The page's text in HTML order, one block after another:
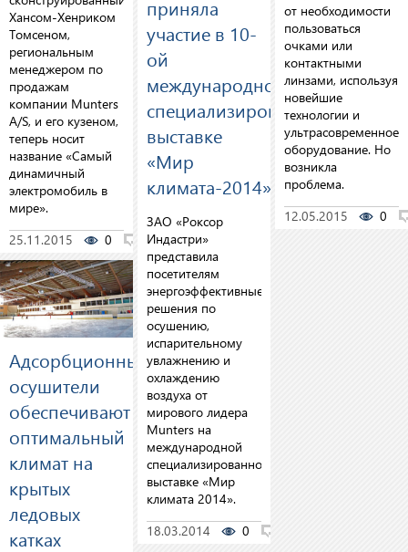
Хансом-Хенриком
Томсеном,
региональным
менеджером по
продажам
компании Munters
A/S, и его кузеном,
теперь носит
название «Самый
динамичный
электромобиль в
мире».
25.11.2015
0 0
Адсорбционные
осушители
обеспечивают
оптимальный
климат на
крытых
ледовых
катках
приняла
участие в 10-
ой
международной
специализированной
выставке
«Мир
климата-2014»
ЗАО «Роксор
Индастри»
представила
посетителям
энергоэффективные
решения по
осушению,
испарительному
увлажнению и
охлаждению
воздуха от
мирового лидера
Munters на
международной
специализированной
выставке «Мир
климата 2014».
18.03.2014
0
от необходимости
пользоваться
очками или
контактными
линзами, используя
новейшие
технологии и
ультрасовременное
оборудование. Но
возникла
проблема.
12.05.2015
0